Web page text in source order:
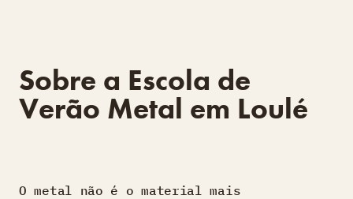
Sobre a Escola de
Verão Metal em Loulé
O metal não é o material mais